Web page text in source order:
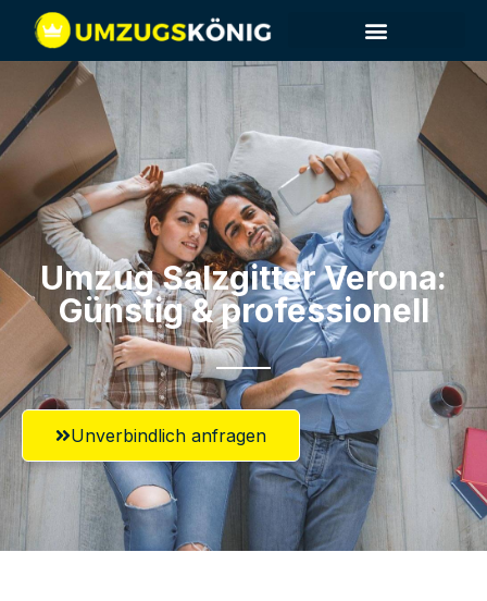
Umzug Salzgitter​ Verona:
Günstig & professionell​
Unverbindlich anfragen